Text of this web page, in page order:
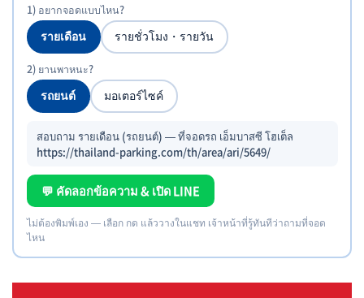
1) อยากจอดแบบไหน?
รายเดือน รายชั่วโมง・รายวัน
2) ยานพาหนะ?
รถยนต์ มอเตอร์ไซค์
สอบถาม รายเดือน (รถยนต์) — ที่จอดรถ เอ็มบาสซี โฮเต็ล
https://thailand-parking.com/th/area/ari/5649/
💬 คัดลอกข้อความ & เปิด LINE
ไม่ต้องพิมพ์เอง — เลือก กด แล้ววางในแชท เจ้าหน้าที่รู้ทันทีว่าถามที่จอด
ไหน